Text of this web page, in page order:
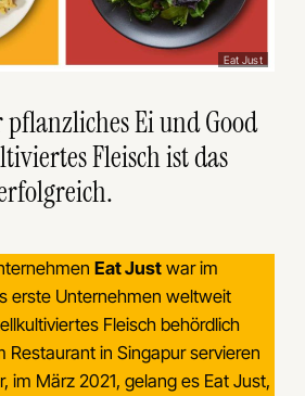
Eat Just
Ei und Good
Fleisch ist das
Eat Just war im
erste Unternehmen weltweit
Fleisch behördlich
Restaurant in Singapur servieren
im März 2021, gelang es Eat Just,